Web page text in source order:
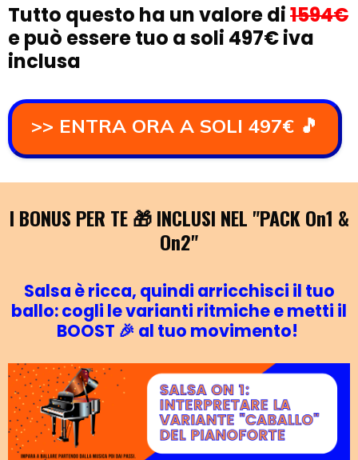
Tutto questo ha un valore di1594€
e può essere tuo a soli 497€ iva
inclusa
>> ENTRA ORA A SOLI 497€ 🎵
I BONUS PER TE 🎁 INCLUSI NEL "PACK On1 &
On2"
Salsa è ricca, quindi arricchisci il tuo
ballo: cogli le varianti ritmiche e metti il
BOOST 🎉 al tuo movimento!